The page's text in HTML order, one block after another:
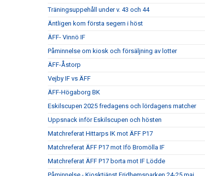
Träningsuppehåll under v. 43 och 44
Äntligen kom första segern i höst
ÄFF- Vinnö IF
Påminnelse om kiosk och försäljning av lotter
ÄFF-Åstorp
Vejby IF vs ÄFF
ÄFF-Högaborg BK
Eskilscupen 2025 fredagens och lördagens matcher
Uppsnack inför Eskilscupen och hösten
Matchreferat Hittarps IK mot ÄFF P17
Matchreferat ÄFF P17 mot Ifö Bromölla IF
Matchreferat ÄFF P17 borta mot IF Lödde